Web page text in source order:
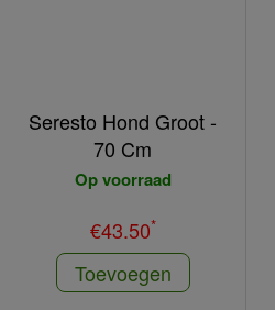
Seresto Hond Groot -
70 Cm
Op voorraad
€43.50*
Toevoegen